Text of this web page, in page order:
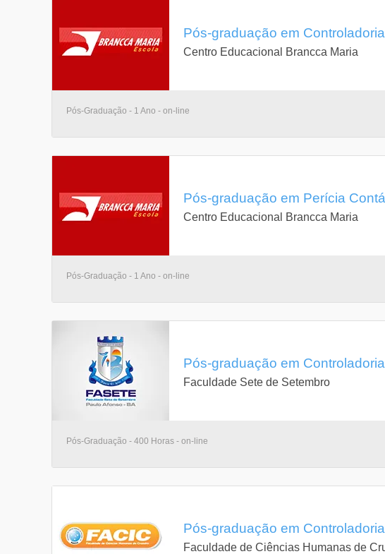
Pós-graduação em
Centro Educacional Brancca Maria
Pós-Graduação - 1 Ano - on-line
Pós-graduação em Perícia
Centro Educacional Brancca Maria
Pós-Graduação - 1 Ano - on-line
Pós-graduação em
Faculdade Sete de Setembro
Pós-Graduação - 400 Horas - on-line
Pós-graduação em
Faculdade de Ciências Humanas de